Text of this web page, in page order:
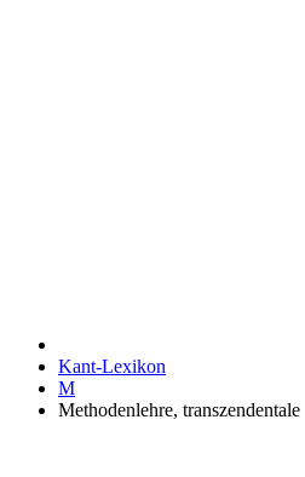
Kant-Lexikon
M
Methodenlehre, transzendentale